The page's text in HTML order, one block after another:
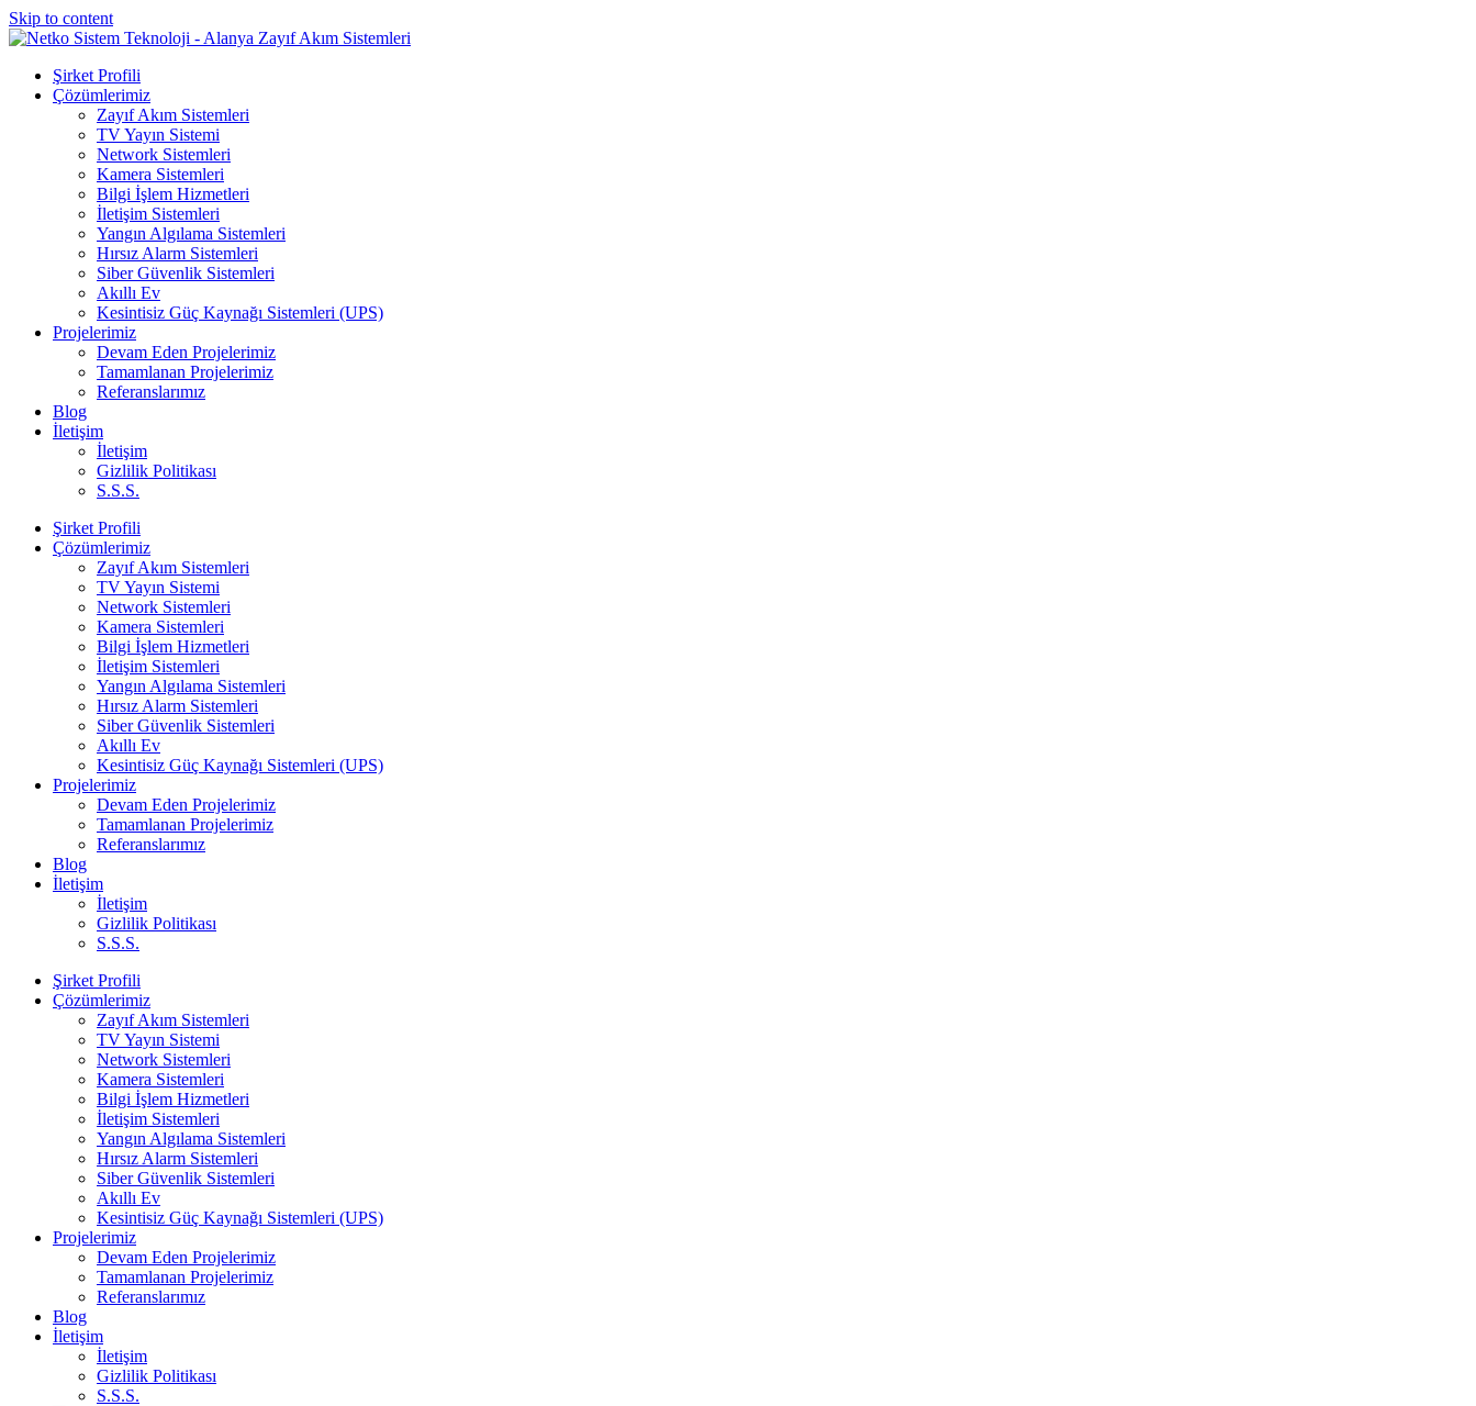
Skip to content
Şirket Profili
Çözümlerimiz
Zayıf Akım Sistemleri
TV Yayın Sistemi
Network Sistemleri
Kamera Sistemleri
Bilgi İşlem Hizmetleri
İletişim Sistemleri
Yangın Algılama Sistemleri
Hırsız Alarm Sistemleri
Siber Güvenlik Sistemleri
Akıllı Ev
Kesintisiz Güç Kaynağı Sistemleri (UPS)
Projelerimiz
Devam Eden Projelerimiz
Tamamlanan Projelerimiz
Referanslarımız
Blog
İletişim
İletişim
Gizlilik Politikası
S.S.S.
Şirket Profili
Çözümlerimiz
Zayıf Akım Sistemleri
TV Yayın Sistemi
Network Sistemleri
Kamera Sistemleri
Bilgi İşlem Hizmetleri
İletişim Sistemleri
Yangın Algılama Sistemleri
Hırsız Alarm Sistemleri
Siber Güvenlik Sistemleri
Akıllı Ev
Kesintisiz Güç Kaynağı Sistemleri (UPS)
Projelerimiz
Devam Eden Projelerimiz
Tamamlanan Projelerimiz
Referanslarımız
Blog
İletişim
İletişim
Gizlilik Politikası
S.S.S.
Şirket Profili
Çözümlerimiz
Zayıf Akım Sistemleri
TV Yayın Sistemi
Network Sistemleri
Kamera Sistemleri
Bilgi İşlem Hizmetleri
İletişim Sistemleri
Yangın Algılama Sistemleri
Hırsız Alarm Sistemleri
Siber Güvenlik Sistemleri
Akıllı Ev
Kesintisiz Güç Kaynağı Sistemleri (UPS)
Projelerimiz
Devam Eden Projelerimiz
Tamamlanan Projelerimiz
Referanslarımız
Blog
İletişim
İletişim
Gizlilik Politikası
S.S.S.